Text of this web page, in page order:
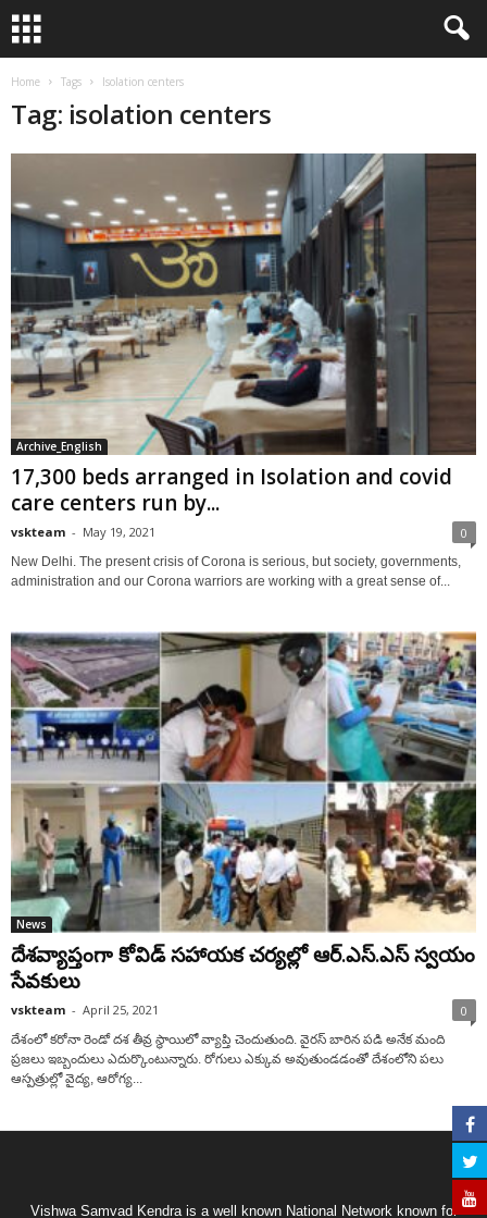
Home Tags Isolation centers
Tag: isolation centers
Archive_English
17,300 beds arranged in Isolation and covid
care centers run by...
vskteam - May 19, 2021 0
New Delhi. The present crisis of Corona is serious, but society, governments,
administration and our Corona warriors are working with a great sense of...
News
దేశ‌వ్యాప్తంగా కోవిడ్ స‌హాయ‌క చ‌ర్య‌ల్లో ఆర్‌.ఎస్‌.ఎస్ స్వ‌యం
సేవ‌కులు
vskteam - April 25, 2021 0
దేశంలో క‌రోనా రెండో ద‌శ తీవ్ర స్థాయిలో వ్యాప్తి చెందుతుంది. వైర‌స్ బారిన ప‌డి అనేక మంది
ప్ర‌జ‌లు ఇబ్బందులు ఎదుర్కొంటున్నారు. రోగులు ఎక్కువ అవుతుండ‌డంతో దేశంలోని ప‌లు
ఆస్ప‌త్రుల్లో వైద్య, ఆరోగ్య‌...
Vishwa Samvad Kendra is a well known National Network known for